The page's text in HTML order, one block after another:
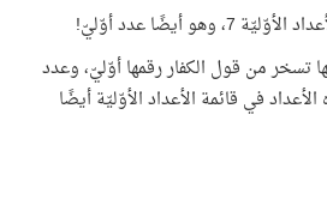
تسخر من قول الكفار رقمها أوّليّ، وعدد
في قائمة الأعداد الأوّليّة أيضًا